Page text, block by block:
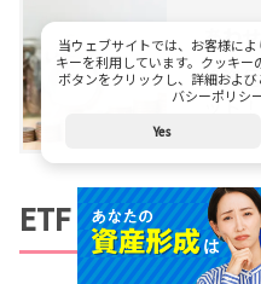
あわせ
投資
ット
ETF（上場投資信
当ウェブサイトでは、お客様に
キーを利用しています。クッキー
ボタンをクリックし、詳細およ
バシーポリシ
Yes